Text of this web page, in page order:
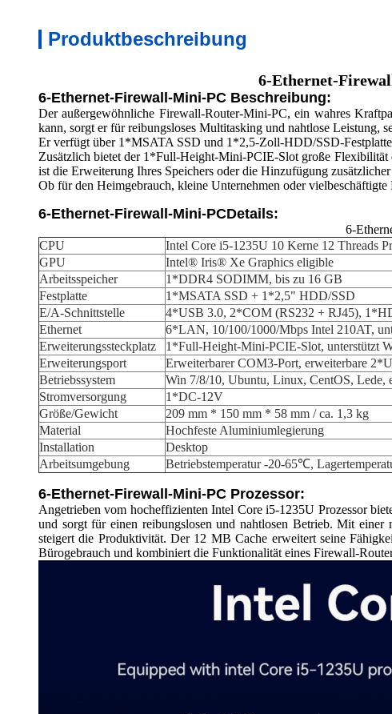
Produktbeschreibung
6-Ethernet-
6-Ethernet-Firewall-Mini-PC Beschreibung:
Der außergewöhnliche Firewall-Router-Mini-PC, ein wahres
kann, sorgt er für reibungsloses Multitasking und nahtlose Leistung,
Er verfügt über 1*MSATA SSD und 1*2,5-Zoll-HDD/SSD-
Zusätzlich bietet der 1*Full-Height-Mini-PCIE-Slot große
ist die Erweiterung Ihres Speichers oder die Hinzufügung
Ob für den Heimgebrauch, kleine Unternehmen oder
6-Ethernet-Firewall-Mini-PCDetails:
6-
CPU
Intel Core i5-1235U 10 Kerne 12 Threads
GPU
Intel® Iris® Xe Graphics eligible
Arbeitsspeicher
1*DDR4 SODIMM, bis zu 16 GB
Festplatte
1*MSATA SSD + 1*2,5" HDD/SSD
E/A-Schnittstelle
4*USB 3.0, 2*COM (RS232 + RJ45),
Ethernet
6*LAN, 10/100/1000/Mbps Intel 210AT,
Erweiterungssteckplatz
1*Full-Height-Mini-PCIE-Slot, unterstützt
Erweiterungsport
Erweiterbarer COM3-Port, erweiterbare
Betriebssystem
Win 7/8/10, Ubuntu, Linux, CentOS, Lede,
Stromversorgung
1*DC-12V
Größe/Gewicht
209 mm * 150 mm * 58 mm / ca. 1,3 kg
Material
Hochfeste Aluminiumlegierung
Installation
Desktop
Arbeitsumgebung
Betriebstemperatur -20-65℃,
6-Ethernet-Firewall-Mini-PC Prozessor:
Angetrieben vom hocheffizienten Intel Core i5-1235U Prozessor
und sorgt für einen reibungslosen und nahtlosen Betrieb. Mit
steigert die Produktivität. Der 12 MB Cache erweitert seine
Bürogebrauch und kombiniert die Funktionalität eines Firewall-